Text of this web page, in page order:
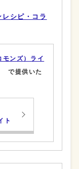
シピ・コラ
ンズ）ライ
で提供いた
ト